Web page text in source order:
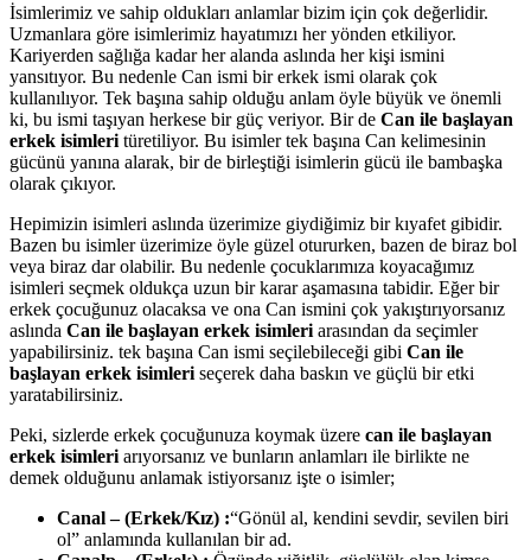
İsimlerimiz ve sahip oldukları anlamlar bizim için çok değerlidir.
Uzmanlara göre isimlerimiz hayatımızı her yönden etkiliyor.
Kariyerden sağlığa kadar her alanda aslında her kişi ismini
yansıtıyor. Bu nedenle Can ismi bir erkek ismi olarak çok
kullanılıyor. Tek başına sahip olduğu anlam öyle büyük ve önemli
ki, bu ismi taşıyan herkese bir güç veriyor. Bir de Can ile başlayan
erkek isimleri türetiliyor. Bu isimler tek başına Can kelimesinin
gücünü yanına alarak, bir de birleştiği isimlerin gücü ile bambaşka
olarak çıkıyor.
Hepimizin isimleri aslında üzerimize giydiğimiz bir kıyafet gibidir.
Bazen bu isimler üzerimize öyle güzel otururken, bazen de biraz bol
veya biraz dar olabilir. Bu nedenle çocuklarımıza koyacağımız
isimleri seçmek oldukça uzun bir karar aşamasına tabidir. Eğer bir
erkek çocuğunuz olacaksa ve ona Can ismini çok yakıştırıyorsanız
aslında Can ile başlayan erkek isimleri arasından da seçimler
yapabilirsiniz. tek başına Can ismi seçilebileceği gibi Can ile
başlayan erkek isimleri seçerek daha baskın ve güçlü bir etki
yaratabilirsiniz.
Peki, sizlerde erkek çocuğunuza koymak üzere can ile başlayan
erkek isimleri arıyorsanız ve bunların anlamları ile birlikte ne
demek olduğunu anlamak istiyorsanız işte o isimler;
Canal – (Erkek/Kız) :“Gönül al, kendini sevdir, sevilen biri
ol” anlamında kullanılan bir ad.